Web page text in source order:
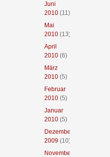
Juni
2010(11)
Mai
2010(13)
April
2010(6)
März
2010(5)
Februar
2010(5)
Januar
2010(5)
Dezember
2009 (10)
November